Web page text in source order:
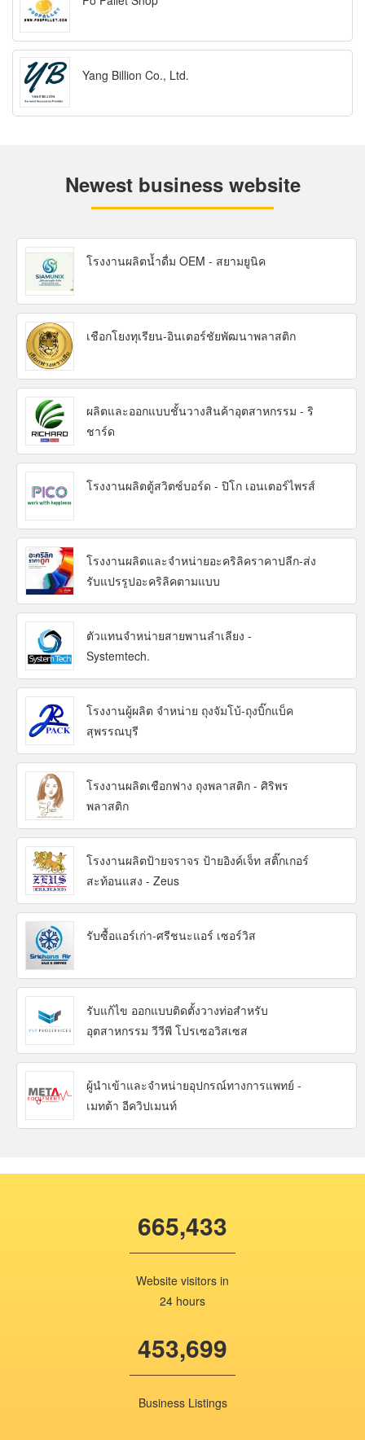
Yang Billion Co., Ltd.
Newest business website
โรงงานผลิตน้ำดื่ม OEM - สยามยูนิค
เชือกโยงทุเรียน-อินเตอร์ชัยพัฒนาพลาสติก
ผลิตและออกแบบชั้นวางสินค้าอุตสาหกรรม - ริ
ชาร์ด
โรงงานผลิตตู้สวิตซ์บอร์ด - ปิโก เอนเตอร์ไพรส์
โรงงานผลิตและจำหน่ายอะคริลิคราคาปลีก-ส่ง
รับแปรรูปอะคริลิคตามแบบ
ตัวแทนจำหน่ายสายพานลำเลียง -
Systemtech.
โรงงานผู้ผลิต จำหน่าย ถุงจัมโบ้-ถุงบิ๊กแบ็ค
สุพรรณบุรี
โรงงานผลิตเชือกฟาง ถุงพลาสติก - ศิริพร
พลาสติก
โรงงานผลิตป้ายจราจร ป้ายอิงค์เจ็ท สติ๊กเกอร์
สะท้อนแสง - Zeus
รับซื้อแอร์เก่า-ศรีชนะแอร์ เซอร์วิส
รับแก้ไข ออกแบบติดตั้งวางท่อสำหรับ
อุตสาหกรรม วีวีพี โปรเซอวิสเซส
ผู้นำเข้าและจำหน่ายอุปกรณ์ทางการแพทย์ -
เมทต้า อีควิปเมนท์
665,433
Website visitors in
24 hours
453,699
Business Listings